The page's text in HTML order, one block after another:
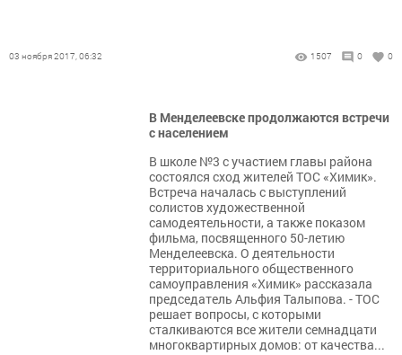
03 ноября 2017, 06:32 1507 0 0
В Менделеевске продолжаются встречи
с населением
В школе №3 с участием главы района
состоялся сход жителей ТОС «Химик».
Встреча началась с выступлений
солистов художественной
самодеятельности, а также показом
фильма, посвященного 50-летию
Менделеевска. О деятельности
территориального общественного
самоуправления «Химик» рассказала
председатель Альфия Талыпова. - ТОС
решает вопросы, с которыми
сталкиваются все жители семнадцати
многоквартирных домов: от качества...